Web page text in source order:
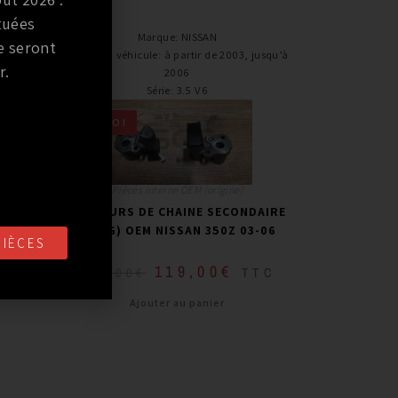
Marque: NISSAN
Année du véhicule: à partir de 2003, jusqu’à
2006
Série: 3.5 V6
PROMO !
TENDEURS DE CHAINE SECONDAIRE
(D + G) OEM NISSAN 350Z 03-06
119,00€ TTC
Ajouter au panier
seront